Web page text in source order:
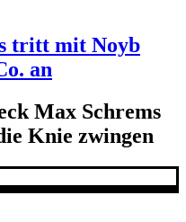
tritt mit Noyb
an
Max Schrems
Knie zwingen